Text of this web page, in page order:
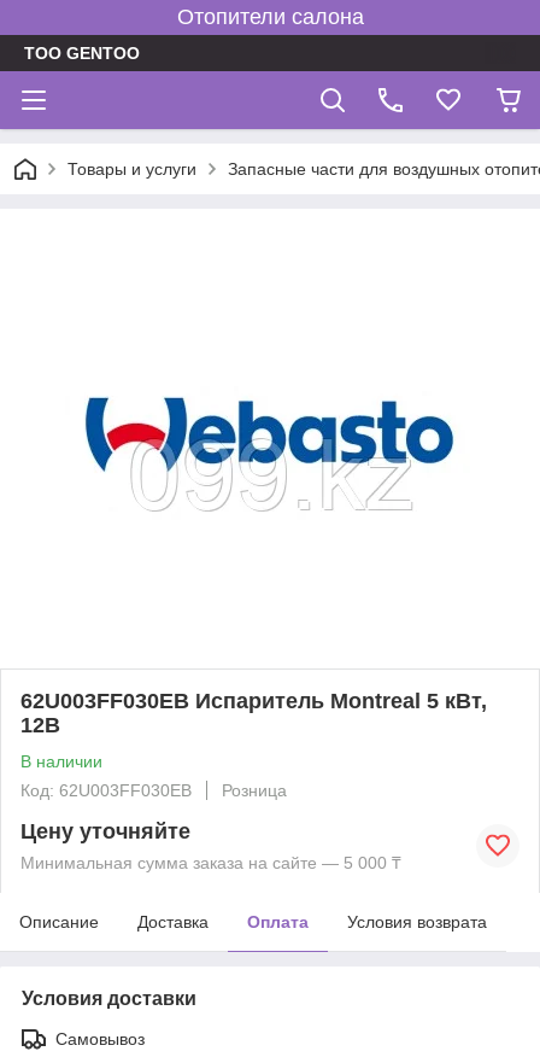
Отопители салона
TOO GENTOO
Товары и услуги Запасные части для воздушных
62U003FF030EB Испаритель Montreal 5 кВт,
12В
В наличии
Код: 62U003FF030EB
Розница
Цену уточняйте
Минимальная сумма заказа на сайте — 5 000 ₸
Описание Доставка Оплата Условия возврата
Условия доставки
Самовывоз